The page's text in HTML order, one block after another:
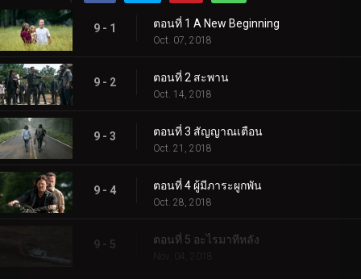
9 - 1 ตอนที่ 1 A New Beginning
Oct. 07, 2018
9 - 2 ตอนที่ 2 สะพาน
Oct. 14, 2018
9 - 3 ตอนที่ 3 สัญญาณเตือน
Oct. 21, 2018
9 - 4 ตอนที่ 4 ผู้มีภาระผูกพัน
Oct. 28, 2018
9 - 5 ตอนที่ 5 อะไรมาทีหลัง
Nov. 04, 2018